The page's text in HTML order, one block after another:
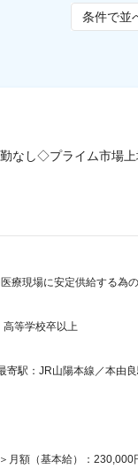
条件で並
なし◇プライム市場
療現場に安定供給する為
等学校卒以上
駅：JR山陽本線／本由良
額（基本給）：230,000